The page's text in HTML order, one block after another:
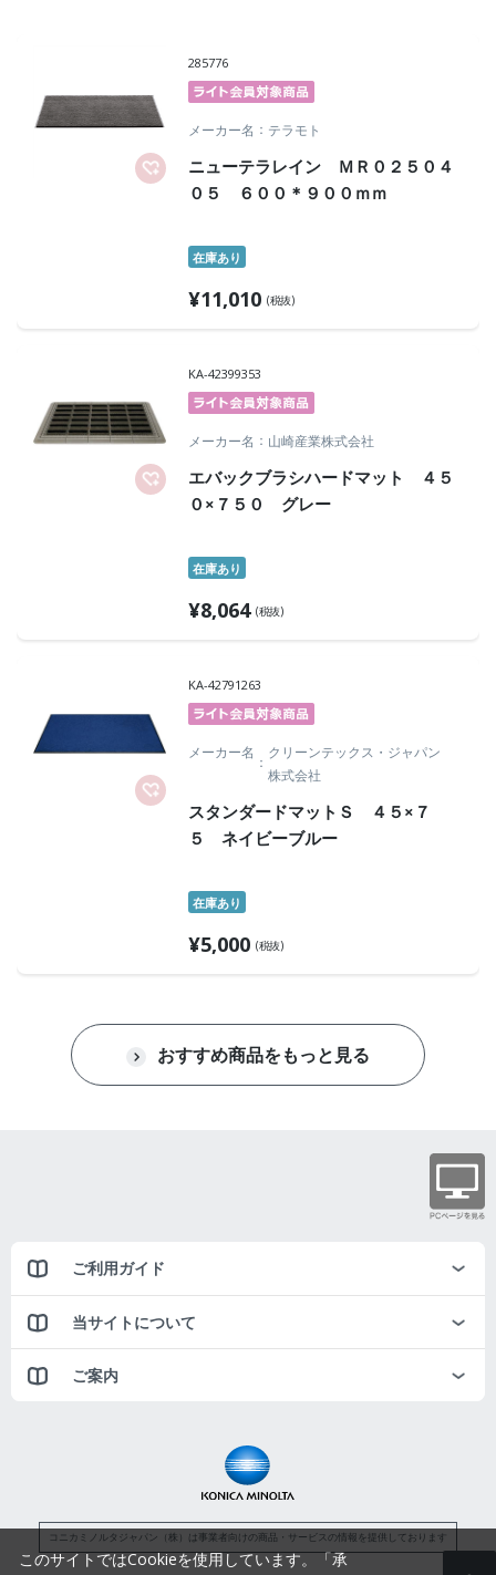
285776
メーカー名 テラモト
ニューテラレイン ＭＲ０２５０４
０５ ６００＊９００ｍｍ
在庫あり
¥11,010 (税抜)
KA-42399353
メーカー名 山崎産業株式会社
エバックブラシハードマット ４５
０×７５０ グレー
在庫あり
¥8,064 (税抜)
KA-42791263
メーカー名
クリーンテックス・ジャパン
株式会社
スタンダードマットＳ ４５×７
５ ネイビーブルー
在庫あり
¥5,000 (税抜)
おすすめ商品をもっと見る
ご利用ガイド
当サイトについて
ご案内
コニカミノルタジャパン（株）は事業者向けの商品・サービスの情報を提供しております
このサイトではCookieを使用しています。「承